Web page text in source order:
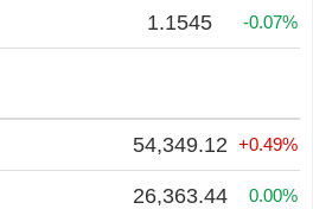
1.1545 -0.07%
54,349.12 +0.49%
26,363.44 0.00%